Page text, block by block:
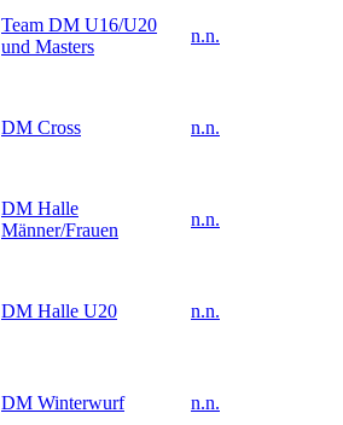
Team DM U16/U20
und Masters
n.n.
DM Cross n.n.
DM Halle
Männer/Frauen
n.n.
DM Halle U20 n.n.
DM Winterwurf n.n.